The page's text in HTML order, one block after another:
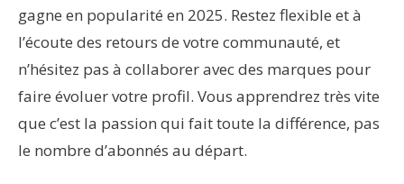
gagne en popularité en 2025. Restez flexible et à
l’écoute des retours de votre communauté, et
n’hésitez pas à collaborer avec des marques pour
faire évoluer votre profil. Vous apprendrez très vite
que c’est la passion qui fait toute la différence, pas
le nombre d’abonnés au départ.